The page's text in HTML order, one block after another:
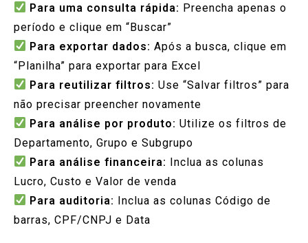
Para uma consulta rápida: Preencha apenas o
período e clique em “Buscar”
Para exportar dados: Após a busca, clique em
“Planilha” para exportar para Excel
Para reutilizar filtros: Use “Salvar filtros” para
não precisar preencher novamente
Para análise por produto: Utilize os filtros de
Departamento, Grupo e Subgrupo
Para análise financeira: Inclua as colunas
Lucro, Custo e Valor de venda
Para auditoria: Inclua as colunas Código de
barras, CPF/CNPJ e Data